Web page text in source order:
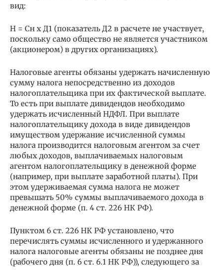
вид:
Н = Сн х Д1 (показатель Д2 в расчете не участвует,
поскольку само общество не является участником
(акционером) в других организациях).
Налоговые агенты обязаны удержать начисленную
сумму налога непосредственно из доходов
налогоплательщика при их фактической выплате.
То есть при выплате дивидендов необходимо
удержать исчисленный НДФЛ. При выплате
налогоплательщику дохода в виде дивидендов
имуществом удержание исчисленной суммы
налога производится налоговым агентом за счет
любых доходов, выплачиваемых налоговым
агентом налогоплательщику в денежной форме
(например, при выплате заработной платы). При
этом удерживаемая сумма налога не может
превышать 50% суммы выплачиваемого дохода в
денежной форме (п. 4 ст. 226 НК РФ).
Пунктом 6 ст. 226 НК РФ установлено, что
перечислять суммы исчисленного и удержанного
налога налоговые агенты обязаны не позднее дня
(рабочего дня (п. 6 ст. 6.1 НК РФ)), следующего за